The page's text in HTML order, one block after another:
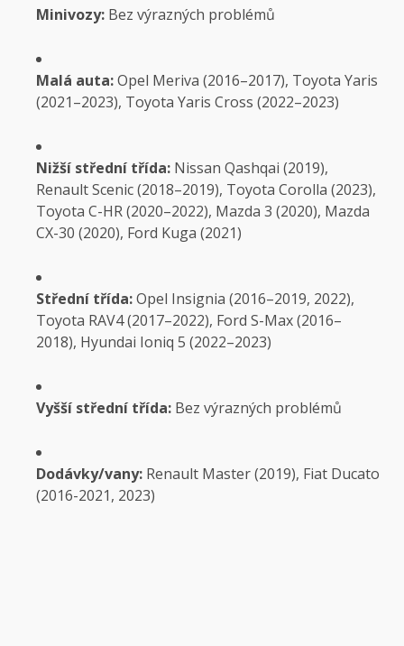
Minivozy: Bez výrazných problémů
Malá auta:Opel Meriva (2016–2017), Toyota Yaris
(2021–2023), Toyota Yaris Cross (2022–2023)
Nižší střední třída: Nissan Qashqai (2019),
Renault Scenic (2018–2019), Toyota Corolla (2023),
Toyota C-HR (2020–2022), Mazda 3 (2020), Mazda
CX-30 (2020), Ford Kuga (2021)
Střední třída:Opel Insignia (2016–2019, 2022),
Toyota RAV4 (2017–2022), Ford S-Max (2016–
2018), Hyundai Ioniq 5 (2022–2023)
Vyšší střední třída: Bez výrazných problémů
Dodávky/vany: Renault Master (2019), Fiat Ducato
(2016-2021, 2023)